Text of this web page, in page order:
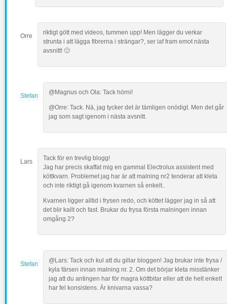
Orre
riktigt gött med videos, tummen upp! Men lägger du verkar
strunta i att lägga fibrerna i strängar?, ser iaf fram emot nästa
avsnitt! 🙂
Stefan @Magnus och Ola: Tack hörni!
@Orre: Tack. Nä, jag tycker det är tämligen onödigt. Men det går
jag som sagt igenom i nästa avsnitt.
Lars
Tack för en trevlig blogg!
Jag har precis skaffat mig en gammal Electrolux assistent med
köttkvarn. Problemet jag har är att malning nr2 tenderar att kleta
och inte riktigt gå igenom kvarnen så enkelt..
Kvarnen ligger alltid i frysen redo, och köttet lägger jag in så att
det blir kallt och fast. Brukar du frysa första malningen innan
omgång 2?
Stefan
@Lars: Tack och kul att du gillar bloggen! Jag brukar inte frysa /
kyla färsen innan malning nr. 2. Om det börjar kleta misstänker
jag att du antingen har för magra köttbitar eller att de helt enkelt
har fel konsistens. Är knivarna vassa?